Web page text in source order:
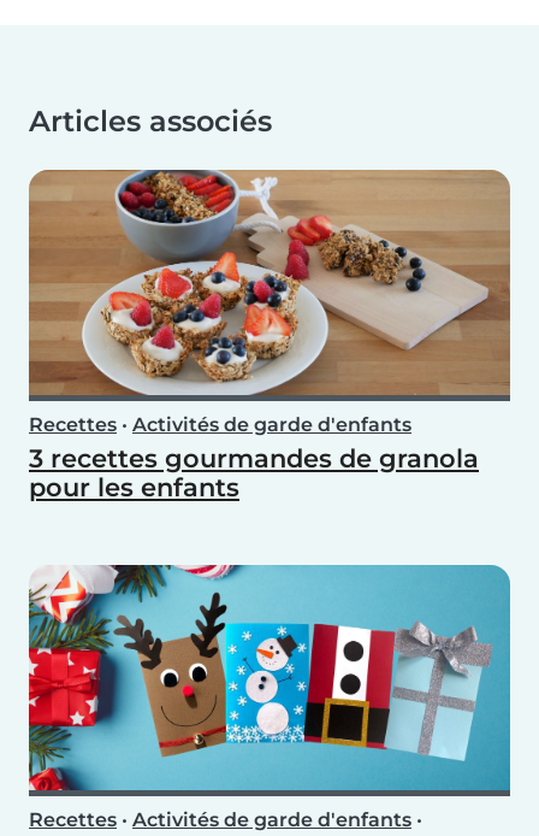
Articles associés
Recettes • Activités de garde d'enfants
3 recettes gourmandes de granola
pour les enfants
Recettes • Activités de garde d'enfants •